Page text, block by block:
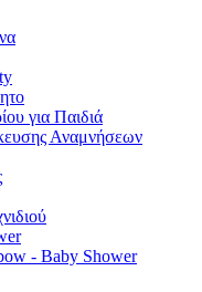
για Παιδιά
Αναμνήσεων
- Baby Shower